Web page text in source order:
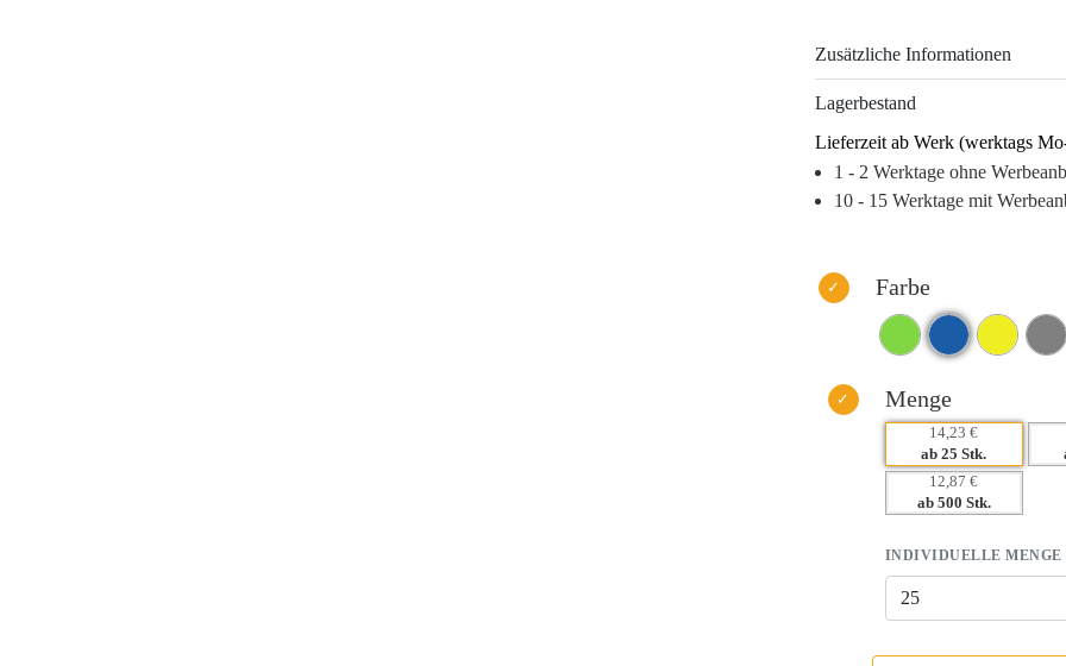
Dieser Rucksack erleichtert den
Stickerei für eine langfristige
ansprechenden Merchandise-
Warum dieses Produkt Ihre
– Nachhaltige Materialien
– Komfortable
Zusätzliche Informationen
Lagerbestand
Lieferzeit ab Werk (werktags
1 - 2 Werktage ohne
10 - 15 Werktage mit
Farbe
Menge
14,23 €
ab 25 Stk.
12,87 €
ab 500 Stk.
INDIVIDUELLE MENGE